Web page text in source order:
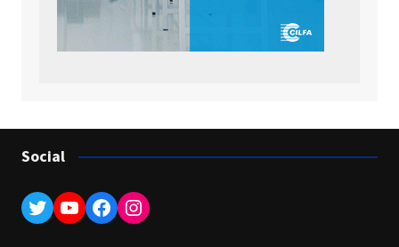
Social
Twitter
YouTube
Facebook
Instagram